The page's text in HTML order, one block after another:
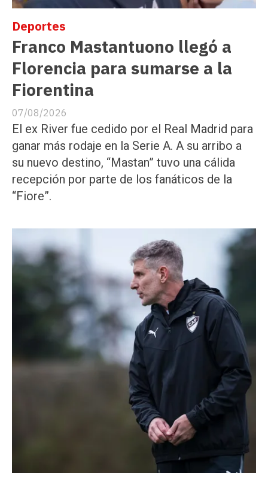
Franco Mastantuono llegó a
Florencia para sumarse a la
Fiorentina
Deportes
07/08/2026
El ex River fue cedido por el Real Madrid para
ganar más rodaje en la Serie A. A su arribo a
su nuevo destino, “Mastan” tuvo una cálida
recepción por parte de los fanáticos de la
“Fiore”.